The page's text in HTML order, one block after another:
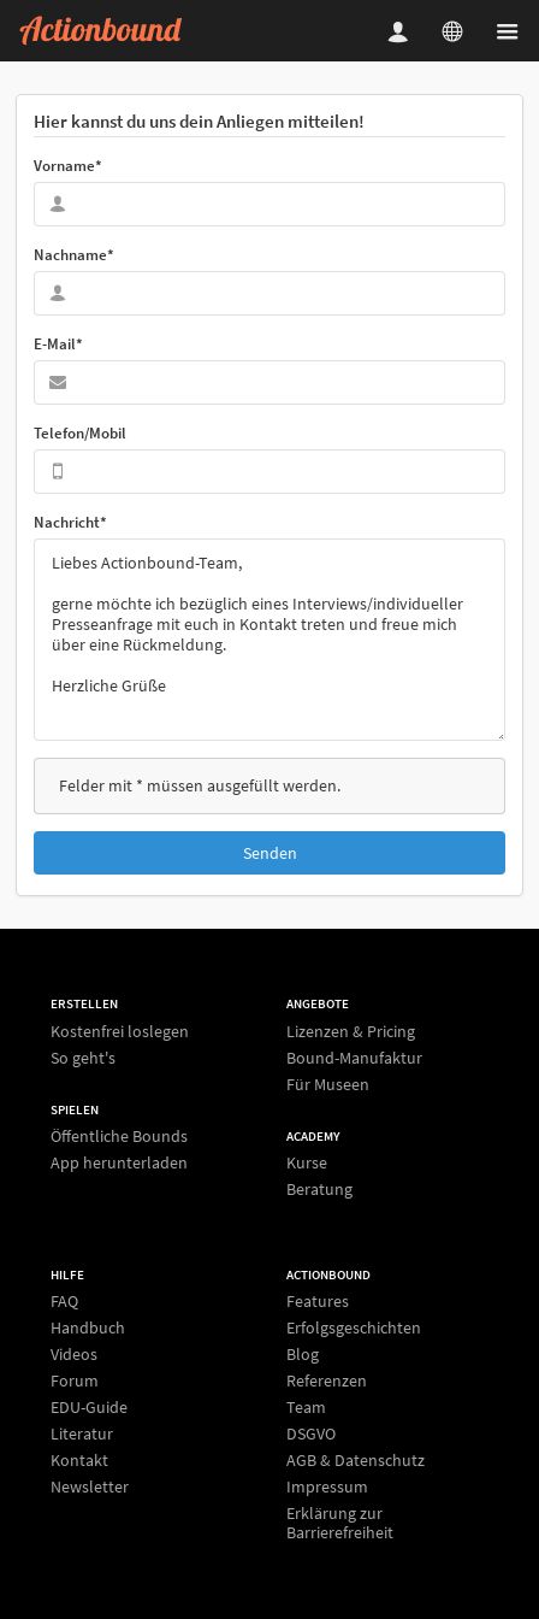
Hier kannst du uns dein Anliegen mitteilen!
Vorname*
Nachname*
E-Mail*
Telefon/Mobil
Nachricht*
Felder mit * müssen ausgefüllt werden.
Senden
ERSTELLEN
Kostenfrei loslegen
So geht's
SPIELEN
Öffentliche Bounds
App herunterladen
ANGEBOTE
Lizenzen & Pricing
Bound-Manufaktur
Für Museen
ACADEMY
Kurse
Beratung
HILFE
FAQ
Handbuch
Videos
Forum
EDU-Guide
Literatur
Kontakt
Newsletter
ACTIONBOUND
Features
Erfolgsgeschichten
Blog
Referenzen
Team
DSGVO
AGB & Datenschutz
Impressum
Erklärung zur
Barrierefreiheit